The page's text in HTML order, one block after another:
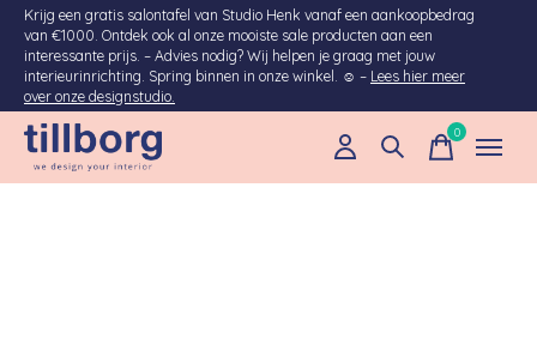
Krijg een gratis salontafel van Studio Henk vanaf een aankoopbedrag
van €1000. Ontdek ook al onze mooiste sale producten aan een
interessante prijs. – Advies nodig? Wij helpen je graag met jouw
interieurinrichting. Spring binnen in onze winkel. ☺ – Lees hier meer
over onze designstudio.
0items